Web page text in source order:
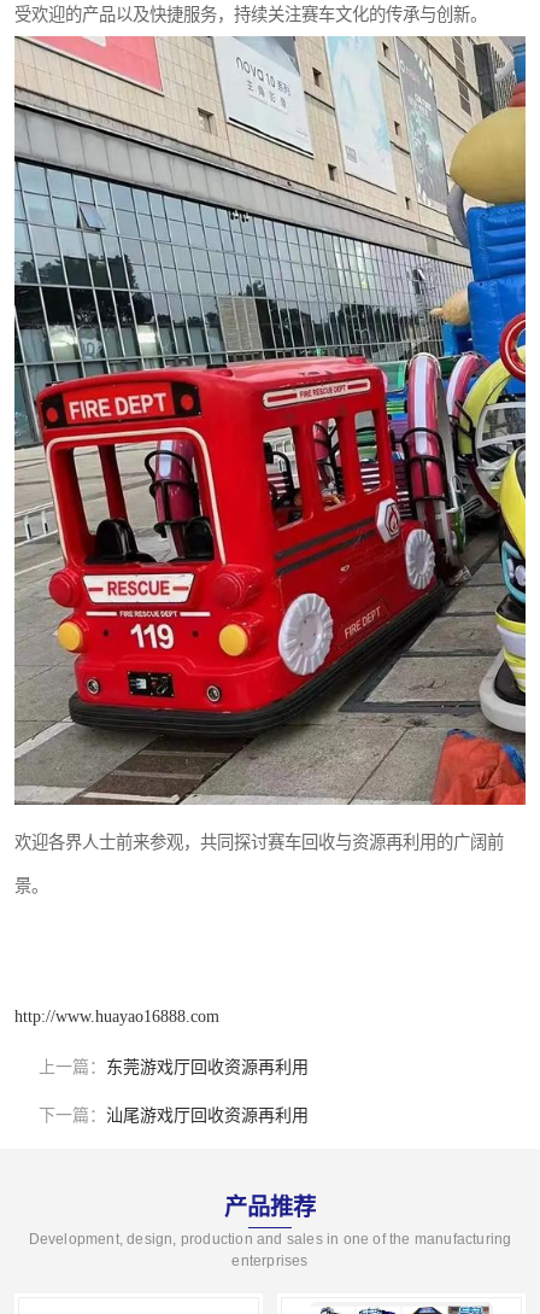
受欢迎的产品以及快捷服务，持续关注赛车文化的传承与创新。
欢迎各界人士前来参观，共同探讨赛车回收与资源再利用的广阔前
景。
http://www.huayao16888.com
上一篇： 东莞游戏厅回收资源再利用
下一篇： 汕尾游戏厅回收资源再利用
产品推荐
Development, design, production and sales in one of the manufacturing
enterprises